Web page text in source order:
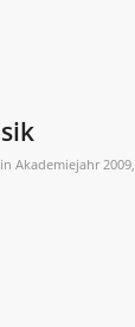
in Akademiejahr 2009,